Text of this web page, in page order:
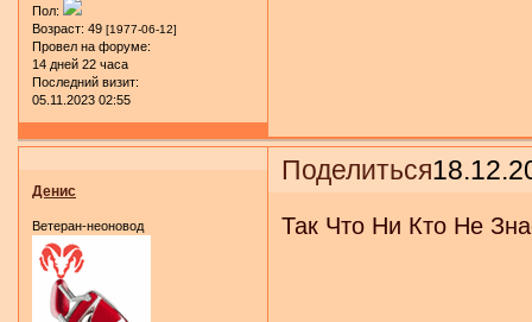
Пол:
Возраст: 49 [1977-06-12]
Провел на форуме:
14 дней 22 часа
Последний визит:
05.11.2023 02:55
Поделиться
Денис
Ветеран-неоновод Так Что Ни Кто Не